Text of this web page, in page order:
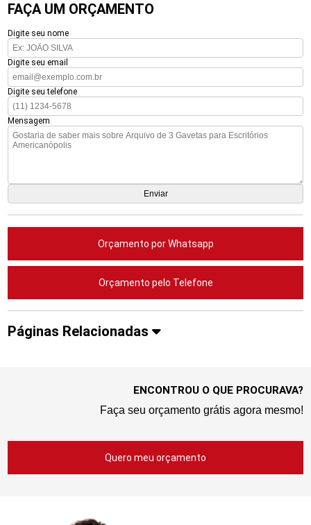
FAÇA UM ORÇAMENTO
Digite seu nome
Digite seu email
Digite seu telefone
Mensagem
Orçamento por Whatsapp
Orçamento pelo Telefone
Páginas Relacionadas
ENCONTROU O QUE PROCURAVA?
Faça seu orçamento grátis agora mesmo!
Quero meu orçamento